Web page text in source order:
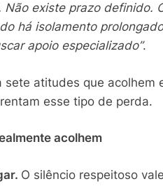
Não existe prazo definido.
há isolamento
apoio especializado”.
sete atitudes que
esse tipo de perda.
acolhem
O silêncio respeitoso